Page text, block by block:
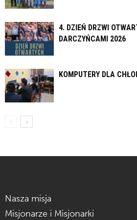
4. DZIEŃ DRZWI
DARCZYŃCAMI 2026
KOMPUTERY DLA
Nasza misja
Misjonarze i Misjonarki